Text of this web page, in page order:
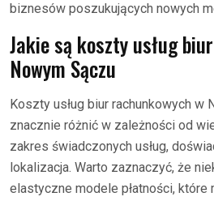
biznesów poszukujących nowych
Jakie są koszty usług
Nowym Sączu
Koszty usług biur rachunkowych w
znacznie różnić w zależności od
zakres świadczonych usług,
lokalizacja. Warto zaznaczyć, że
elastyczne modele płatności,